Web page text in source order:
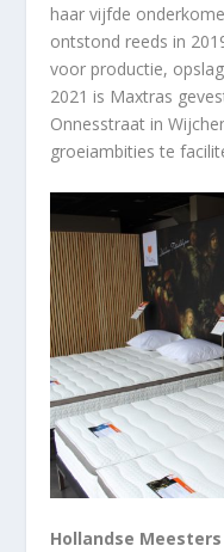
haar vijfde
ontstond reeds in
voor productie,
2021 is Maxtras
Onnesstraat in
groeiambities te
Hollandse Meesters